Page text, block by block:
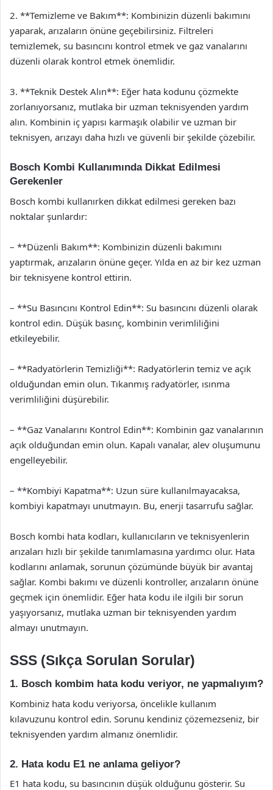
2. **Temizleme ve Bakım**: Kombinizin düzenli bakımını
yaparak, arızaların önüne geçebilirsiniz. Filtreleri
temizlemek, su basıncını kontrol etmek ve gaz vanalarını
düzenli olarak kontrol etmek önemlidir.
3. **Teknik Destek Alın**: Eğer hata kodunu çözmekte
zorlanıyorsanız, mutlaka bir uzman teknisyenden yardım
alın. Kombinin iç yapısı karmaşık olabilir ve uzman bir
teknisyen, arızayı daha hızlı ve güvenli bir şekilde çözebilir.
Bosch Kombi Kullanımında Dikkat Edilmesi
Gerekenler
Bosch kombi kullanırken dikkat edilmesi gereken bazı
noktalar şunlardır:
– **Düzenli Bakım**: Kombinizin düzenli bakımını
yaptırmak, arızaların önüne geçer. Yılda en az bir kez uzman
bir teknisyene kontrol ettirin.
– **Su Basıncını Kontrol Edin**: Su basıncını düzenli olarak
kontrol edin. Düşük basınç, kombinin verimliliğini
etkileyebilir.
– **Radyatörlerin Temizliği**: Radyatörlerin temiz ve açık
olduğundan emin olun. Tıkanmış radyatörler, ısınma
verimliliğini düşürebilir.
– **Gaz Vanalarını Kontrol Edin**: Kombinin gaz vanalarının
açık olduğundan emin olun. Kapalı vanalar, alev oluşumunu
engelleyebilir.
– **Kombiyi Kapatma**: Uzun süre kullanılmayacaksa,
kombiyi kapatmayı unutmayın. Bu, enerji tasarrufu sağlar.
Bosch kombi hata kodları, kullanıcıların ve teknisyenlerin
arızaları hızlı bir şekilde tanımlamasına yardımcı olur. Hata
kodlarını anlamak, sorunun çözümünde büyük bir avantaj
sağlar. Kombi bakımı ve düzenli kontroller, arızaların önüne
geçmek için önemlidir. Eğer hata kodu ile ilgili bir sorun
yaşıyorsanız, mutlaka uzman bir teknisyenden yardım
almayı unutmayın.
SSS (Sıkça Sorulan Sorular)
1. Bosch kombim hata kodu veriyor, ne yapmalıyım?
Kombiniz hata kodu veriyorsa, öncelikle kullanım
kılavuzunu kontrol edin. Sorunu kendiniz çözemezseniz, bir
teknisyenden yardım almanız önemlidir.
2. Hata kodu E1 ne anlama geliyor?
E1 hata kodu, su basıncının düşük olduğunu gösterir. Su